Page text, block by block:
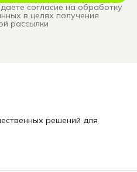
согласие на обработку
в целях получения
рассылки
решений для